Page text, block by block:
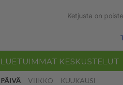
Ketjusta on
LUETUIMMAT KESKUSTELUT
PÄIVÄ VIIKKO KUUKAUSI